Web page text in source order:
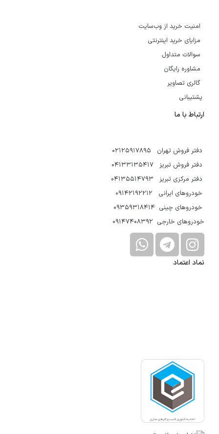
امنیت خرید از وب‌سایت
مزایای خرید اینترنتی
سوالات متداول
مشاوره رایگان
گالری تصاویر
پشتیبانی
ارتباط با ما
دفتر فروش تهران 02125917895
دفتر فروش تبریز 04133135417
دفتر مرکزی تبریز 04135514793
خودروهای ایرانی 09142192212
خودروهای چینی 09359318414
خودروهای خارجی 09147408392
نماد اعتماد